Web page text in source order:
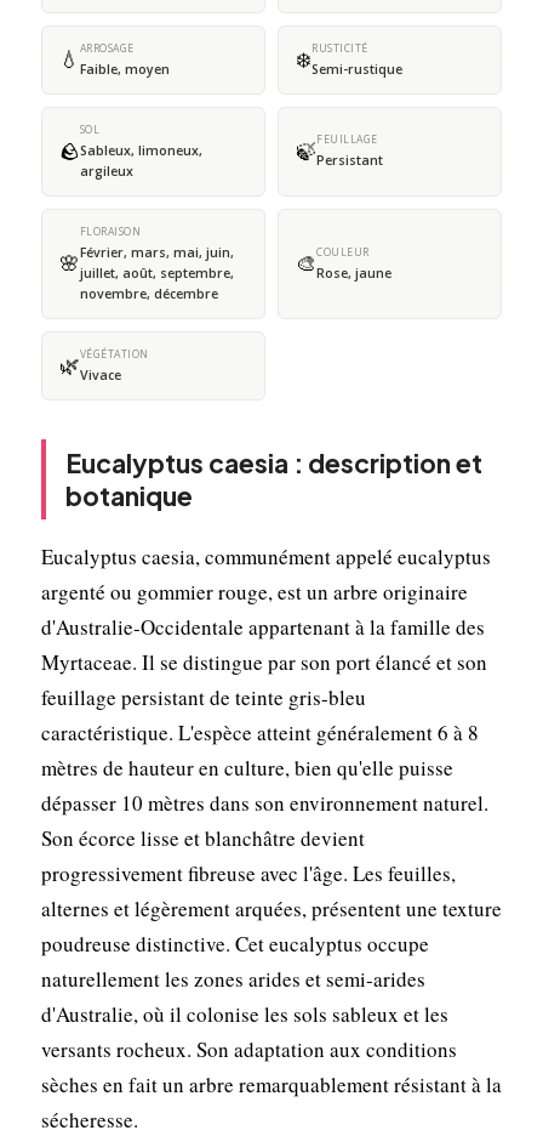
💧 ARROSAGE
Faible, moyen ❄️RUSTICITÉ
Semi-rustique
🪨
SOL
Sableux, limoneux,
argileux
🍃FEUILLAGE
Persistant
🌸
FLORAISON
Février, mars, mai, juin,
juillet, août, septembre,
novembre, décembre
🎨COULEUR
Rose, jaune
🌿VÉGÉTATION
Vivace
Eucalyptus caesia : description et
botanique
Eucalyptus caesia, communément appelé eucalyptus
argenté ou gommier rouge, est un arbre originaire
d'Australie-Occidentale appartenant à la famille des
Myrtaceae. Il se distingue par son port élancé et son
feuillage persistant de teinte gris-bleu
caractéristique. L'espèce atteint généralement 6 à 8
mètres de hauteur en culture, bien qu'elle puisse
dépasser 10 mètres dans son environnement naturel.
Son écorce lisse et blanchâtre devient
progressivement fibreuse avec l'âge. Les feuilles,
alternes et légèrement arquées, présentent une texture
poudreuse distinctive. Cet eucalyptus occupe
naturellement les zones arides et semi-arides
d'Australie, où il colonise les sols sableux et les
versants rocheux. Son adaptation aux conditions
sèches en fait un arbre remarquablement résistant à la
sécheresse.